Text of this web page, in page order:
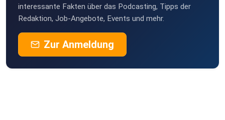
interessante Fakten über das Podcasting, Tipps der
Redaktion, Job-Angebote, Events und mehr.
Zur Anmeldung